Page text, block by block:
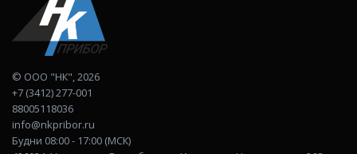
© ООО "НК", 2026
+7 (3412) 277-001
88005118036
info@nkpribor.ru
Будни 08:00 - 17:00 (МСК)